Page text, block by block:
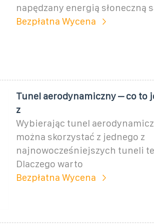
napędzany energią słoneczną
Bezpłatna Wycena
Tunel aerodynamiczny – co to
z
Wybierając tunel
można skorzystać z jednego z
najnowocześniejszych tuneli
Dlaczego warto
Bezpłatna Wycena